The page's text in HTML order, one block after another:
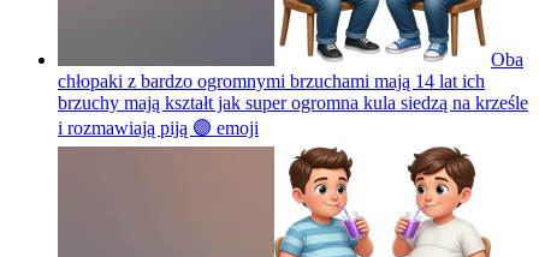
Oba
chłopaki z bardzo ogromnymi brzuchami mają 14 lat ich
brzuchy mają kształt jak super ogromna kula siedzą na krześle
i rozmawiają piją 🟣 emoji